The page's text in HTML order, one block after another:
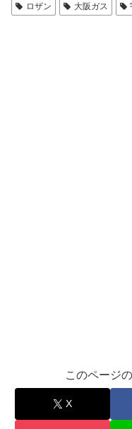
ロザン 大阪ガス
このページ
X